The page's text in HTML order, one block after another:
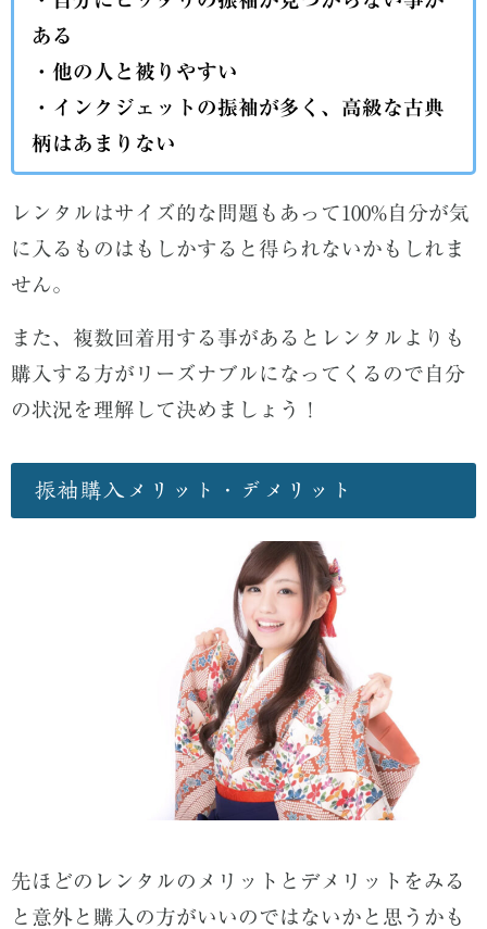
ある
・他の人と被りやすい
・インクジェットの振袖が多く、高級な古典
柄はあまりない
レンタルはサイズ的な問題もあって100%自分が気
に入るものはもしかすると得られないかもしれま
せん。
また、複数回着用する事があるとレンタルよりも
購入する方がリーズナブルになってくるので自分
の状況を理解して決めましょう！
振袖購入メリット・デメリット
先ほどのレンタルのメリットとデメリットをみる
と意外と購入の方がいいのではないかと思うかも